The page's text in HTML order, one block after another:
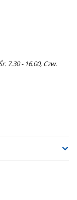
7.30 - 16.00, Czw.